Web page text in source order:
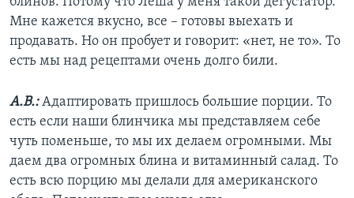
Мне кажется вкусно, все – готовы выехать и
продавать. Но он пробует и говорит: «нет, не то». То
есть мы над рецептами очень долго били.
А.В.:Адаптировать пришлось большие порции. То
есть если наши блинчика мы представляем себе
чуть поменьше, то мы их делаем огромными. Мы
даем два огромных блина и витаминный салад. То
есть всю порцию мы делали для американского